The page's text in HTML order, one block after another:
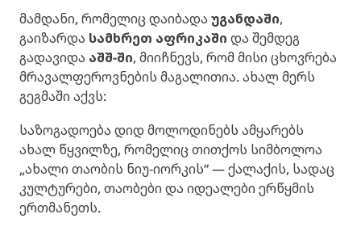
მამდანი, რომელიც დაიბადა უგანდაში,
გაიზარდა სამხრეთ აფრიკაში და შემდეგ
გადავიდა აშშ-ში, მიიჩნევს, რომ მისი ცხოვრება
მრავალფეროვნების მაგალითია. ახალ მერს
გეგმაში აქვს:
საზოგადოება დიდ მოლოდინებს ამყარებს
ახალ წყვილზე, რომელიც თითქოს სიმბოლოა
„ახალი თაობის ნიუ-იორკის“ — ქალაქის, სადაც
კულტურები, თაობები და იდეალები ერწყმის
ერთმანეთს.